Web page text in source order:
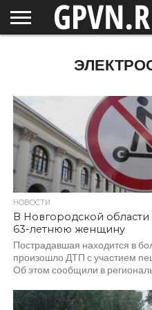
НОВОСТИ
СОСЕДЕЙ
СПЕЦПРОЕКТЫ
ФОТОРЕПОРТАЖИ
ИНТЕРВЬЮ
ПОДБОРКИ
НОВОСТИ
В Новгородской области
63-летнюю женщину
Пострадавшая находится в
произошло ДТП с участием
Об этом сообщили в